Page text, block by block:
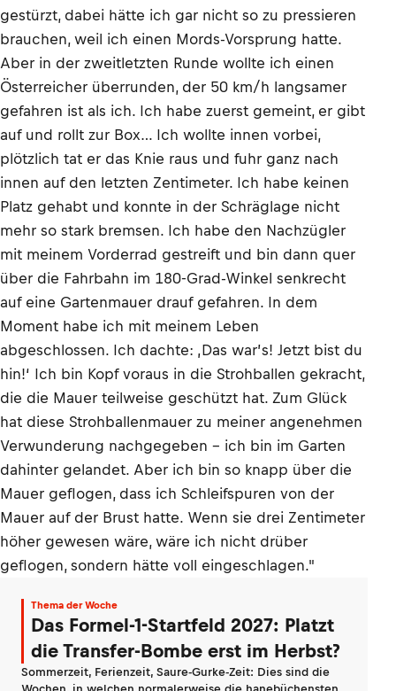
gestürzt, dabei hätte ich gar nicht so zu pressieren
brauchen, weil ich einen Mords-Vorsprung hatte.
Aber in der zweitletzten Runde wollte ich einen
Österreicher überrunden, der 50 km/h langsamer
gefahren ist als ich. Ich habe zuerst gemeint, er gibt
auf und rollt zur Box… Ich wollte innen vorbei,
plötzlich tat er das Knie raus und fuhr ganz nach
innen auf den letzten Zentimeter. Ich habe keinen
Platz gehabt und konnte in der Schräglage nicht
mehr so stark bremsen. Ich habe den Nachzügler
mit meinem Vorderrad gestreift und bin dann quer
über die Fahrbahn im 180-Grad-Winkel senkrecht
auf eine Gartenmauer drauf gefahren. In dem
Moment habe ich mit meinem Leben
abgeschlossen. Ich dachte: ‚Das war’s! Jetzt bist du
hin!‘ Ich bin Kopf voraus in die Strohballen gekracht,
die die Mauer teilweise geschützt hat. Zum Glück
hat diese Strohballenmauer zu meiner angenehmen
Verwunderung nachgegeben – ich bin im Garten
dahinter gelandet. Aber ich bin so knapp über die
Mauer geflogen, dass ich Schleifspuren von der
Mauer auf der Brust hatte. Wenn sie drei Zentimeter
höher gewesen wäre, wäre ich nicht drüber
geflogen, sondern hätte voll eingeschlagen."
Thema der Woche
Das Formel-1-Startfeld 2027: Platzt
die Transfer-Bombe erst im Herbst?
Sommerzeit, Ferienzeit, Saure-Gurke-Zeit: Dies sind die